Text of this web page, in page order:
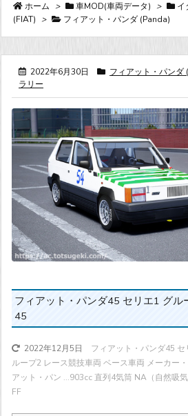
ホーム > 車MOD(車両データ) > イ
(FIAT)
> フィアット・パンダ (Panda)
2022年6月30日 フィアット・パンダ
ラリー
フィアット・パンダ45 セリエ1 グル
45
2022年12月5日
フィアット・パンダ45
ループ2 レース競技車両 ベース車両 メーカー
アット・パン ...903cc 直列4気筒 NA（自然吸気
FF